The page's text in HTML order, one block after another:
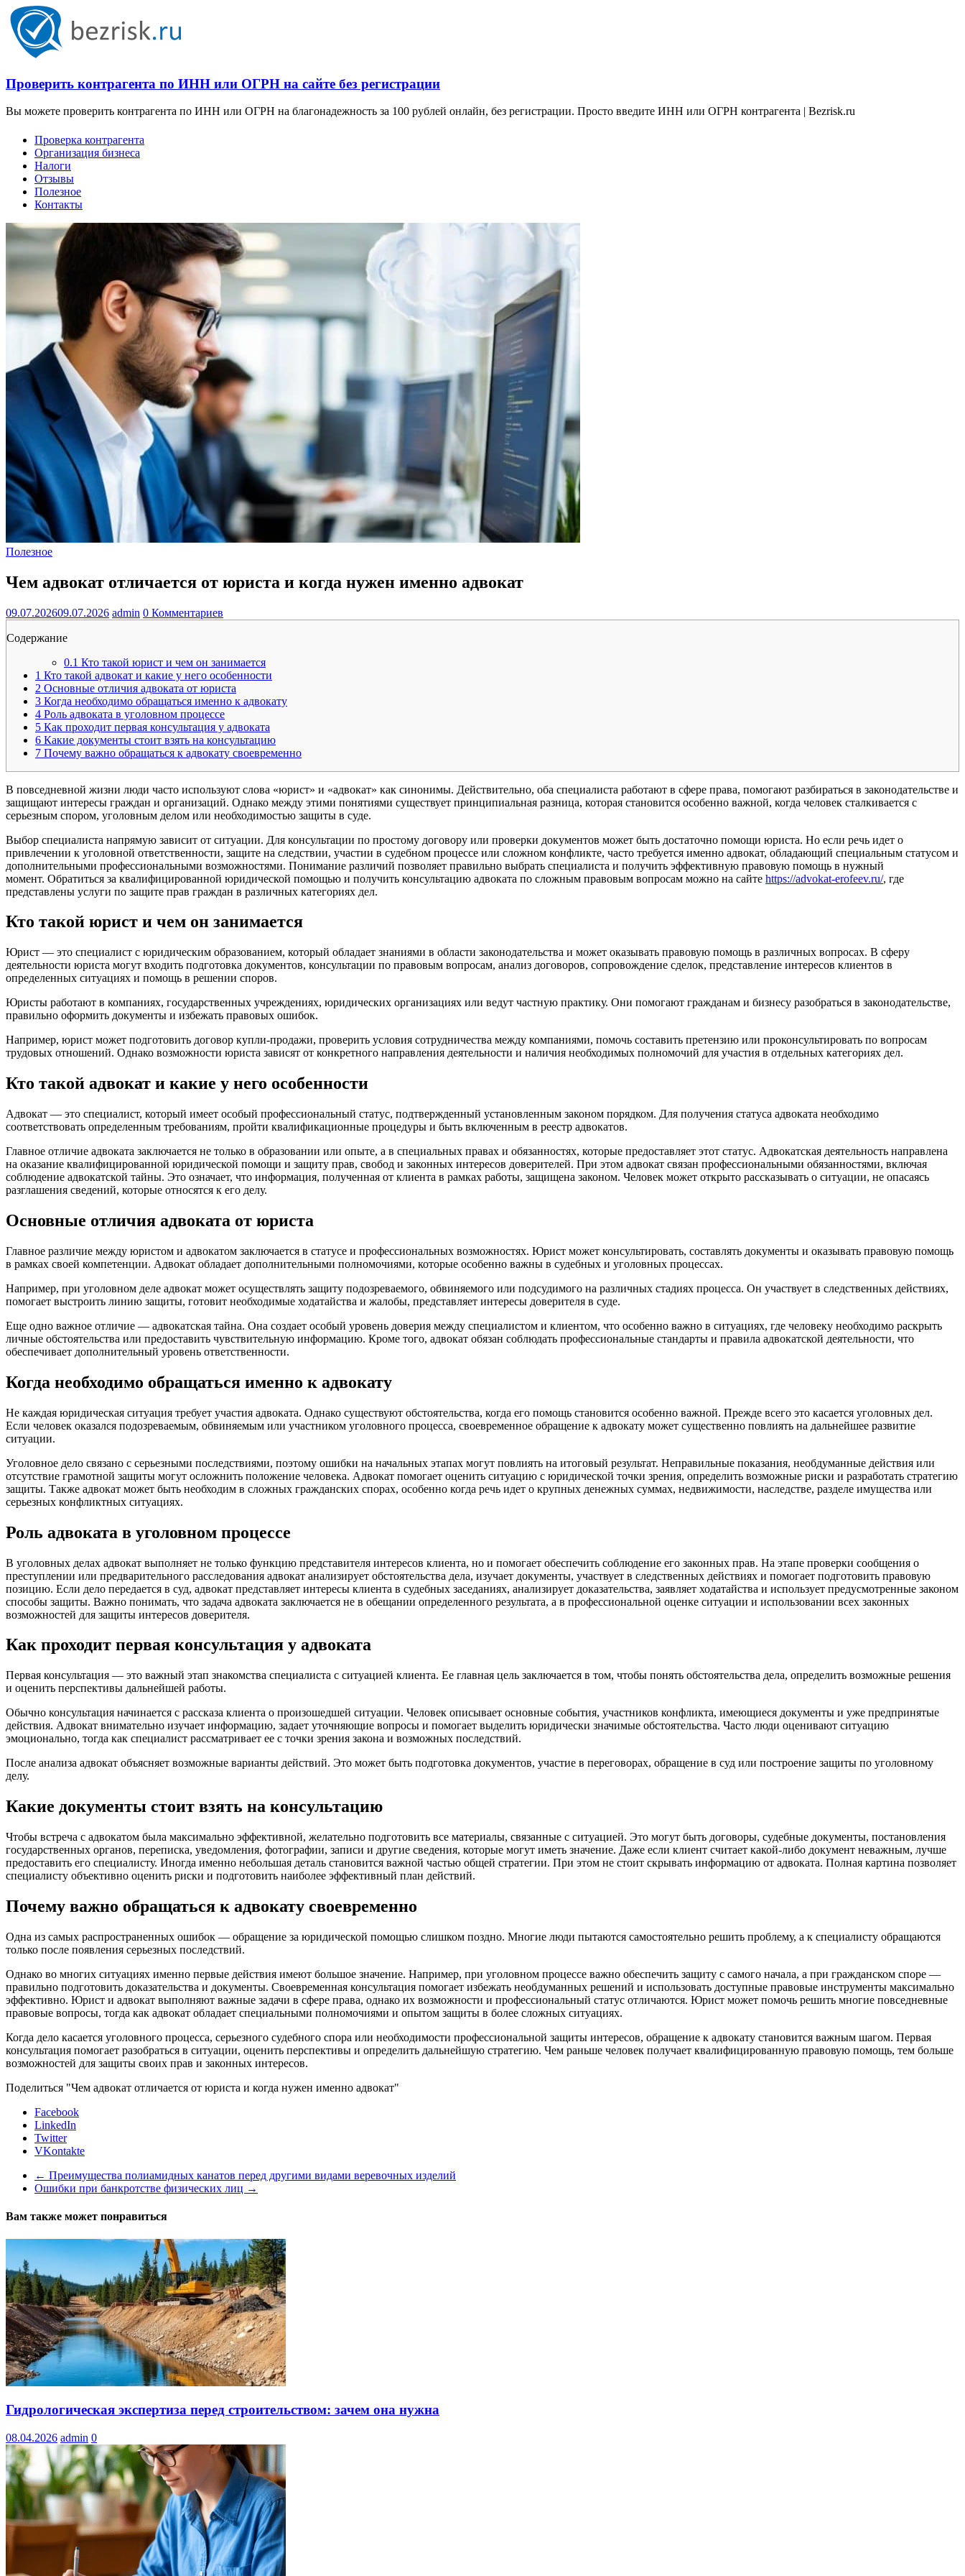
Проверить контрагента по ИНН или ОГРН на сайте без регистрации
Вы можете проверить контрагента по ИНН или ОГРН на благонадежность за 100 рублей онлайн, без регистрации. Просто введите ИНН или ОГРН контрагента | Bezrisk.ru
Проверка контрагента
Организация бизнеса
Налоги
Отзывы
Полезное
Контакты
Полезное
Чем адвокат отличается от юриста и когда нужен именно адвокат
09.07.202609.07.2026 admin 0 Комментариев
Содержание
0.1 Кто такой юрист и чем он занимается
1 Кто такой адвокат и какие у него особенности
2 Основные отличия адвоката от юриста
3 Когда необходимо обращаться именно к адвокату
4 Роль адвоката в уголовном процессе
5 Как проходит первая консультация у адвоката
6 Какие документы стоит взять на консультацию
7 Почему важно обращаться к адвокату своевременно
В повседневной жизни люди часто используют слова «юрист» и «адвокат» как синонимы. Действительно, оба специалиста работают в сфере права, помогают разбираться в законодательстве и
защищают интересы граждан и организаций. Однако между этими понятиями существует принципиальная разница, которая становится особенно важной, когда человек сталкивается с
серьезным спором, уголовным делом или необходимостью защиты в суде.
Выбор специалиста напрямую зависит от ситуации. Для консультации по простому договору или проверки документов может быть достаточно помощи юриста. Но если речь идет о
привлечении к уголовной ответственности, защите на следствии, участии в судебном процессе или сложном конфликте, часто требуется именно адвокат, обладающий специальным статусом и
дополнительными профессиональными возможностями. Понимание различий позволяет правильно выбрать специалиста и получить эффективную правовую помощь в нужный
момент. Обратиться за квалифицированной юридической помощью и получить консультацию адвоката по сложным правовым вопросам можно на сайте https://advokat-erofeev.ru/, где
представлены услуги по защите прав граждан в различных категориях дел.
Кто такой юрист и чем он занимается
Юрист — это специалист с юридическим образованием, который обладает знаниями в области законодательства и может оказывать правовую помощь в различных вопросах. В сферу
деятельности юриста могут входить подготовка документов, консультации по правовым вопросам, анализ договоров, сопровождение сделок, представление интересов клиентов в
определенных ситуациях и помощь в решении споров.
Юристы работают в компаниях, государственных учреждениях, юридических организациях или ведут частную практику. Они помогают гражданам и бизнесу разобраться в законодательстве,
правильно оформить документы и избежать правовых ошибок.
Например, юрист может подготовить договор купли-продажи, проверить условия сотрудничества между компаниями, помочь составить претензию или проконсультировать по вопросам
трудовых отношений. Однако возможности юриста зависят от конкретного направления деятельности и наличия необходимых полномочий для участия в отдельных категориях дел.
Кто такой адвокат и какие у него особенности
Адвокат — это специалист, который имеет особый профессиональный статус, подтвержденный установленным законом порядком. Для получения статуса адвоката необходимо
соответствовать определенным требованиям, пройти квалификационные процедуры и быть включенным в реестр адвокатов.
Главное отличие адвоката заключается не только в образовании или опыте, а в специальных правах и обязанностях, которые предоставляет этот статус. Адвокатская деятельность направлена
на оказание квалифицированной юридической помощи и защиту прав, свобод и законных интересов доверителей. При этом адвокат связан профессиональными обязанностями, включая
соблюдение адвокатской тайны. Это означает, что информация, полученная от клиента в рамках работы, защищена законом. Человек может открыто рассказывать о ситуации, не опасаясь
разглашения сведений, которые относятся к его делу.
Основные отличия адвоката от юриста
Главное различие между юристом и адвокатом заключается в статусе и профессиональных возможностях. Юрист может консультировать, составлять документы и оказывать правовую помощь
в рамках своей компетенции. Адвокат обладает дополнительными полномочиями, которые особенно важны в судебных и уголовных процессах.
Например, при уголовном деле адвокат может осуществлять защиту подозреваемого, обвиняемого или подсудимого на различных стадиях процесса. Он участвует в следственных действиях,
помогает выстроить линию защиты, готовит необходимые ходатайства и жалобы, представляет интересы доверителя в суде.
Еще одно важное отличие — адвокатская тайна. Она создает особый уровень доверия между специалистом и клиентом, что особенно важно в ситуациях, где человеку необходимо раскрыть
личные обстоятельства или предоставить чувствительную информацию. Кроме того, адвокат обязан соблюдать профессиональные стандарты и правила адвокатской деятельности, что
обеспечивает дополнительный уровень ответственности.
Когда необходимо обращаться именно к адвокату
Не каждая юридическая ситуация требует участия адвоката. Однако существуют обстоятельства, когда его помощь становится особенно важной. Прежде всего это касается уголовных дел.
Если человек оказался подозреваемым, обвиняемым или участником уголовного процесса, своевременное обращение к адвокату может существенно повлиять на дальнейшее развитие
ситуации.
Уголовное дело связано с серьезными последствиями, поэтому ошибки на начальных этапах могут повлиять на итоговый результат. Неправильные показания, необдуманные действия или
отсутствие грамотной защиты могут осложнить положение человека. Адвокат помогает оценить ситуацию с юридической точки зрения, определить возможные риски и разработать стратегию
защиты. Также адвокат может быть необходим в сложных гражданских спорах, особенно когда речь идет о крупных денежных суммах, недвижимости, наследстве, разделе имущества или
серьезных конфликтных ситуациях.
Роль адвоката в уголовном процессе
В уголовных делах адвокат выполняет не только функцию представителя интересов клиента, но и помогает обеспечить соблюдение его законных прав. На этапе проверки сообщения о
преступлении или предварительного расследования адвокат анализирует обстоятельства дела, изучает документы, участвует в следственных действиях и помогает подготовить правовую
позицию. Если дело передается в суд, адвокат представляет интересы клиента в судебных заседаниях, анализирует доказательства, заявляет ходатайства и использует предусмотренные законом
способы защиты. Важно понимать, что задача адвоката заключается не в обещании определенного результата, а в профессиональной оценке ситуации и использовании всех законных
возможностей для защиты интересов доверителя.
Как проходит первая консультация у адвоката
Первая консультация — это важный этап знакомства специалиста с ситуацией клиента. Ее главная цель заключается в том, чтобы понять обстоятельства дела, определить возможные решения
и оценить перспективы дальнейшей работы.
Обычно консультация начинается с рассказа клиента о произошедшей ситуации. Человек описывает основные события, участников конфликта, имеющиеся документы и уже предпринятые
действия. Адвокат внимательно изучает информацию, задает уточняющие вопросы и помогает выделить юридически значимые обстоятельства. Часто люди оценивают ситуацию
эмоционально, тогда как специалист рассматривает ее с точки зрения закона и возможных последствий.
После анализа адвокат объясняет возможные варианты действий. Это может быть подготовка документов, участие в переговорах, обращение в суд или построение защиты по уголовному
делу.
Какие документы стоит взять на консультацию
Чтобы встреча с адвокатом была максимально эффективной, желательно подготовить все материалы, связанные с ситуацией. Это могут быть договоры, судебные документы, постановления
государственных органов, переписка, уведомления, фотографии, записи и другие сведения, которые могут иметь значение. Даже если клиент считает какой-либо документ неважным, лучше
предоставить его специалисту. Иногда именно небольшая деталь становится важной частью общей стратегии. При этом не стоит скрывать информацию от адвоката. Полная картина позволяет
специалисту объективно оценить риски и подготовить наиболее эффективный план действий.
Почему важно обращаться к адвокату своевременно
Одна из самых распространенных ошибок — обращение за юридической помощью слишком поздно. Многие люди пытаются самостоятельно решить проблему, а к специалисту обращаются
только после появления серьезных последствий.
Однако во многих ситуациях именно первые действия имеют большое значение. Например, при уголовном процессе важно обеспечить защиту с самого начала, а при гражданском споре —
правильно подготовить доказательства и документы. Своевременная консультация помогает избежать необдуманных решений и использовать доступные правовые инструменты максимально
эффективно. Юрист и адвокат выполняют важные задачи в сфере права, однако их возможности и профессиональный статус отличаются. Юрист может помочь решить многие повседневные
правовые вопросы, тогда как адвокат обладает специальными полномочиями и опытом защиты в более сложных ситуациях.
Когда дело касается уголовного процесса, серьезного судебного спора или необходимости профессиональной защиты интересов, обращение к адвокату становится важным шагом. Первая
консультация помогает разобраться в ситуации, оценить перспективы и определить дальнейшую стратегию. Чем раньше человек получает квалифицированную правовую помощь, тем больше
возможностей для защиты своих прав и законных интересов.
Поделиться "Чем адвокат отличается от юриста и когда нужен именно адвокат"
Facebook
LinkedIn
Twitter
VKontakte
← Преимущества полиамидных канатов перед другими видами веревочных изделий
Ошибки при банкротстве физических лиц →
Вам также может понравиться
Гидрологическая экспертиза перед строительством: зачем она нужна
08.04.2026 admin 0